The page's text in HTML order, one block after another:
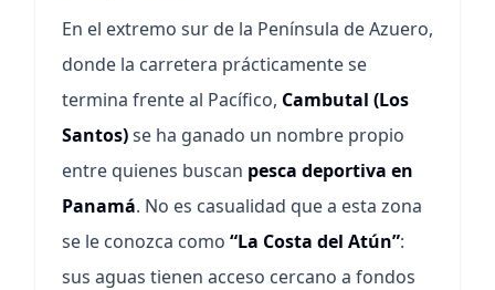
En el extremo sur de la Península de Azuero,
donde la carretera prácticamente se
termina frente al Pacífico, Cambutal (Los
Santos)se ha ganado un nombre propio
entre quienes buscan pesca deportiva en
Panamá. No es casualidad que a esta zona
se le conozca como “La Costa del Atún”:
sus aguas tienen acceso cercano a fondos